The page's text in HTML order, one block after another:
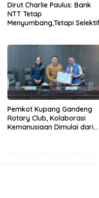
Dirut Charlie Paulus: Bank
NTT Tetap
Menyumbang,Tetapi
Pemkot Kupang Gandeng
Rotary Club, Kolaborasi
Kemanusiaan Dimulai dari